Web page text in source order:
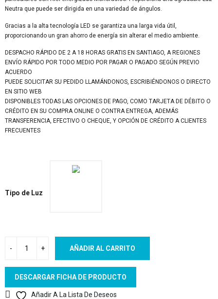
Neutra que puede ser dirigida en una variedad de ángulos.
Gracias a la alta tecnología LED se garantiza una larga vida útil,
proporcionando un gran ahorro de energía sin alterar el medio ambiente.
DESPACHO RÁPIDO DE 2 A 18 HORAS GRATIS EN SANTIAGO, A REGIONES
ENVÍO RÁPIDO POR TODO MEDIO POR PAGAR O PAGADO SEGÚN PREVIO
ACUERDO
PUEDE SOLICITAR SU PEDIDO LLAMÁNDONOS, ESCRIBIÉNDONOS O DIRECTO
EN SITIO WEB
DISPONIBLES TODAS LAS OPCIONES DE PAGO, COMO TARJETA DE DÉBITO O
CRÉDITO EN SU COMPRA ONLINE O CONTRA ENTREGA, ADEMÁS
TRANSFERENCIA, EFECTIVO O CHEQUE, Y OPCIÓN DE CRÉDITO A CLIENTES
FRECUENTES
Tipo de Luz
AÑADIR AL CARRITO
DESCARGAR FICHA DE PRODUCTO
Añadir A La Lista De Deseos